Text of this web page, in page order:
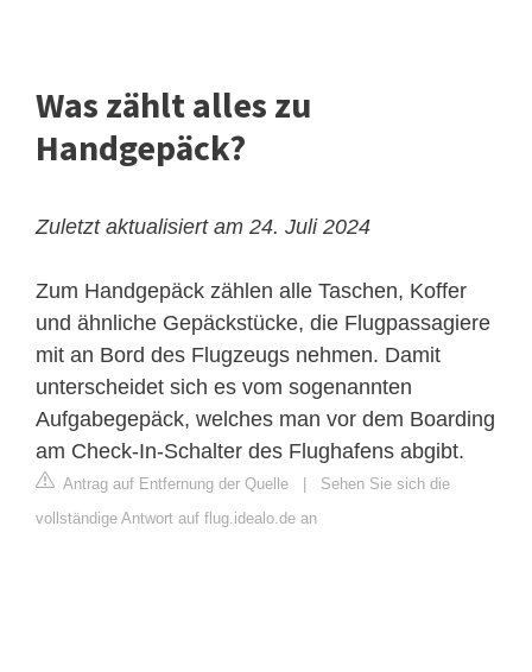
Was zählt alles zu
Handgepäck?
Zuletzt aktualisiert am 24. Juli 2024
Zum Handgepäck zählen alle Taschen, Koffer
und ähnliche Gepäckstücke, die Flugpassagiere
mit an Bord des Flugzeugs nehmen. Damit
unterscheidet sich es vom sogenannten
Aufgabegepäck, welches man vor dem Boarding
am Check-In-Schalter des Flughafens abgibt.
Antrag auf Entfernung der Quelle
Sehen Sie sich die
vollständige Antwort auf flug.idealo.de an